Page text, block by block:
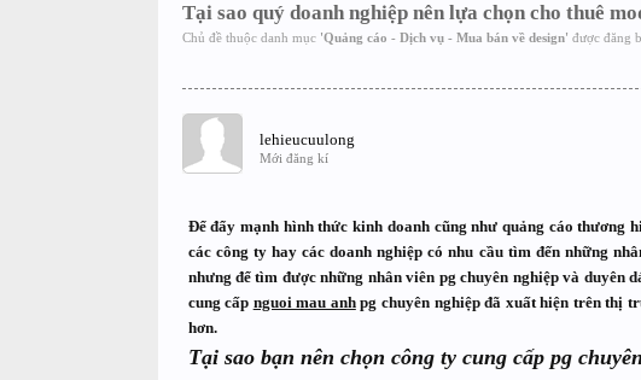
Tại sao quý doanh nghiệp nên lựa chọn cho thuê
Chủ đề thuộc danh mục 'Quảng cáo - Dịch vụ - Mua bán về design' được đăng
lehieucuulong
Mới đăng kí
Để đẩy mạnh hình thức kinh doanh cũng như quảng cáo thương
các công ty hay các doanh nghiệp có nhu cầu tìm đến những
nhưng để tìm được những nhân viên pg chuyên nghiệp và duyên
cung cấp nguoi mau anhpg chuyên nghiệp đã xuất hiện trên thị
hơn.
Tại sao bạn nên chọn công ty cung cấp pg